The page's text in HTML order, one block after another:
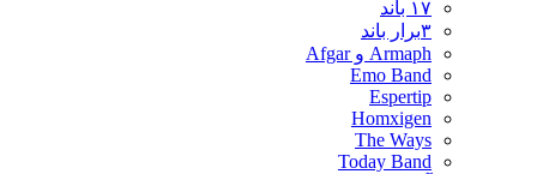
Armaph و Afgar
Emo Band
Espertip
Homxigen
The Ways
Today Band